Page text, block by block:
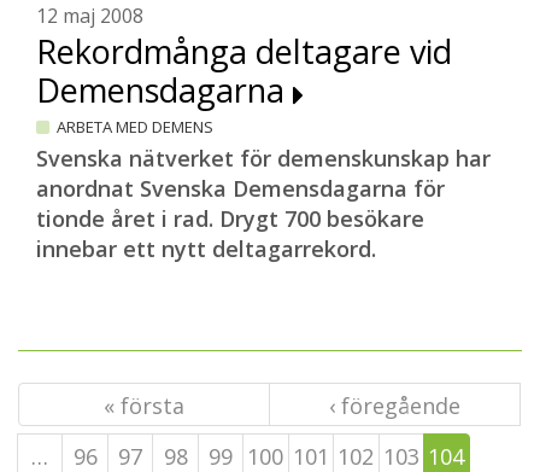
12 maj 2008
Rekordmånga deltagare vid
Demensdagarna
ARBETA MED DEMENS
Svenska nätverket för demenskunskap har
anordnat Svenska Demensdagarna för
tionde året i rad. Drygt 700 besökare
innebar ett nytt deltagarrekord.
« första
‹ föregående
…
96 97 98 99 100 101 102 103 104